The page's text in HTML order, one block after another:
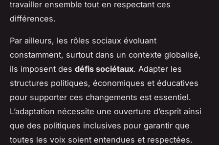
travailler ensemble tout en respectant ces
différences.
Par ailleurs, les rôles sociaux évoluant
constamment, surtout dans un contexte globalisé,
ils imposent des défis sociétaux. Adapter les
structures politiques, économiques et éducatives
pour supporter ces changements est essentiel.
L’adaptation nécessite une ouverture d’esprit ainsi
que des politiques inclusives pour garantir que
toutes les voix soient entendues et respectées.